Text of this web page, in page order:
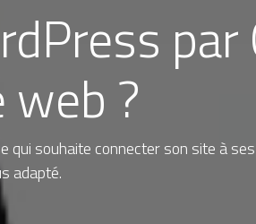
?
souhaite connecter son site à
adapté.